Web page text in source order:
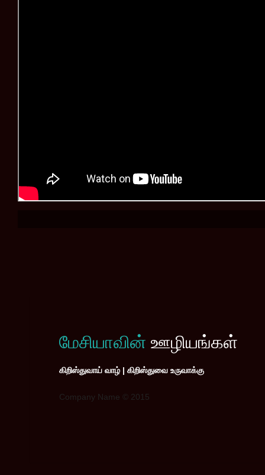
மேசியாவின் ஊழியங்கள்
கிறிஸ்துவாய் வாழ் | கிறிஸ்துவை உருவாக்கு
Company Name © 2015